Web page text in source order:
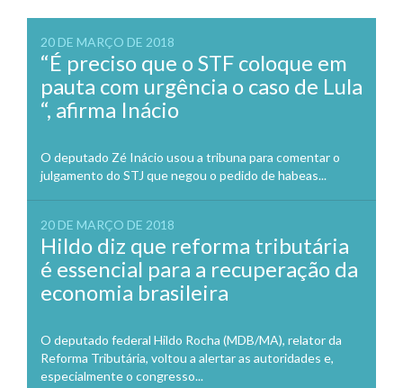
20 DE MARÇO DE 2018
“É preciso que o STF coloque em
pauta com urgência o caso de Lula
“, afirma Inácio
O deputado Zé Inácio usou a tribuna para comentar o
julgamento do STJ que negou o pedido de habeas...
20 DE MARÇO DE 2018
Hildo diz que reforma tributária
é essencial para a recuperação da
economia brasileira
O deputado federal Hildo Rocha (MDB/MA), relator da
Reforma Tributária, voltou a alertar as autoridades e,
especialmente o congresso...